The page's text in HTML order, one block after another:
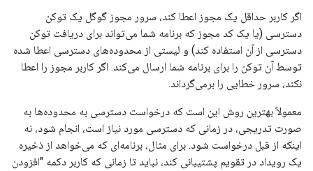
اگر کاربر حداقل یک مجوز اعطا کند، سرور مجوز گوگل یک توکن
دسترسی (یا یک کد مجوز که برنامه شما می‌تواند برای دریافت توکن
دسترسی از آن استفاده کند) و لیستی از محدوده‌های دسترسی اعطا شده
توسط آن توکن را برای برنامه شما ارسال می‌کند. اگر کاربر مجوز را اعطا
نکند، سرور خطایی را برمی‌گرداند.
معمولاً بهترین روش این است که درخواست دسترسی به محدوده‌ها به
صورت تدریجی، در زمانی که دسترسی مورد نیاز است، انجام شود، نه
اینکه از قبل درخواست شود. برای مثال، برنامه‌ای که می‌خواهد از ذخیره
یک رویداد در تقویم پشتیبانی کند، نباید تا زمانی که کاربر دکمه "افزودن